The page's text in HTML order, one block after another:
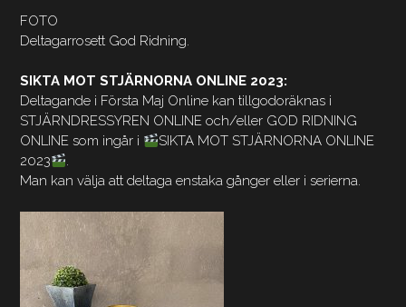
FOTO
Deltagarrosett God Ridning.
SIKTA MOT STJÄRNORNA ONLINE 2023:
Deltagande i Första Maj Online kan tillgodoräknas i
STJÄRNDRESSYREN ONLINE och/eller GOD RIDNING
ONLINE som ingår i
SIKTA MOT STJÄRNORNA ONLINE
2023
.
Man kan välja att deltaga enstaka gånger eller i serierna.